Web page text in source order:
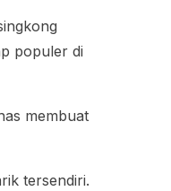
populer di
membuat
tersendiri.